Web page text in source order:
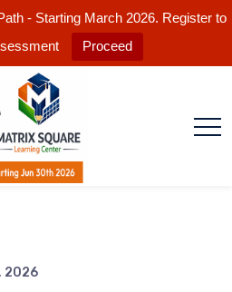
- Starting March 2026. Register to
Proceed
2026